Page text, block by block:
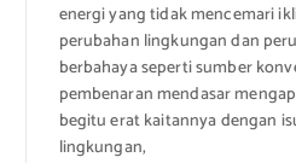
energi yang tidak mencemari
perubahan lingkungan dan
berbahaya seperti sumber
pembenaran mendasar
begitu erat kaitannya dengan
lingkungan,